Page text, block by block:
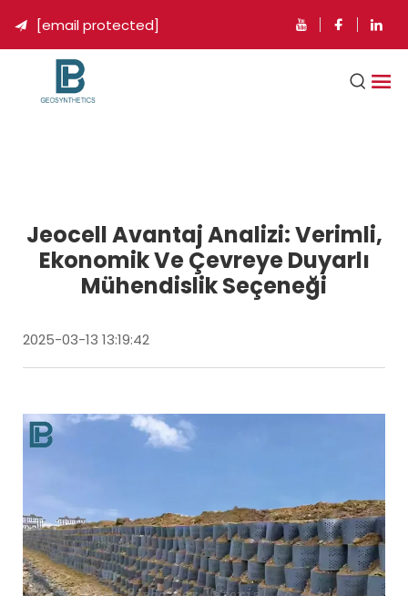
 [email protected]
Jeocell Avantaj Analizi: Verimli,
Ekonomik Ve Çevreye Duyarlı
Mühendislik Seçeneği
2025-03-13 13:19:42